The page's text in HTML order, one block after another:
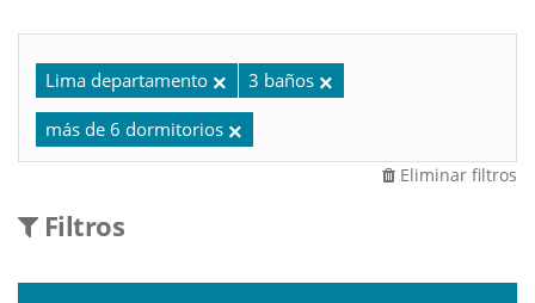
Lima departamento 3 baños
más de 6 dormitorios
Eliminar filtros
Filtros